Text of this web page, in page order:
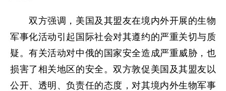
双方强调，美国及其盟友在境内外开展的生物
军事化活动引起国际社会对其遵约的严重关切与质
疑。有关活动对中俄的国家安全造成严重威胁，也
损害了相关地区的安全。双方敦促美国及其盟友以
公开、透明、负责任的态度，对其境内外生物军事